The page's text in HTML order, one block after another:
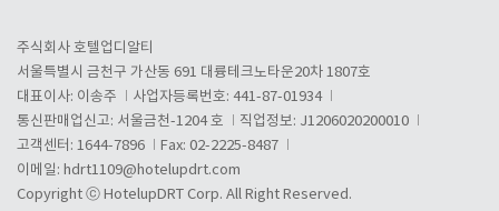
주식회사 호텔업디알티
서울특별시 금천구 가산동 691 대륭테크노타운20차 1807호
대표이사: 이송주
사업자등록번호: 441-87-01934
통신판매업신고: 서울금천-1204 호
직업정보: J1206020200010
고객센터: 1644-7896
Fax: 02-2225-8487
이메일: hdrt1109@hotelupdrt.com
Copyright ⓒ HotelupDRT Corp. All Right Reserved.